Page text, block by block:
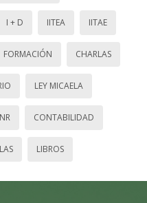
I + D IITEA IITAE
FORMACIÓN CHARLAS
LEY MICAELA
CONTABILIDAD
LIBROS